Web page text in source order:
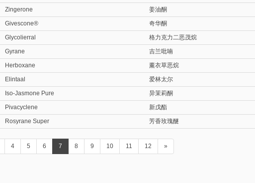
Zingerone 姜油酮
Givescone® 奇华酮
Glycolierral 格力克力二恶茂烷
Gyrane 吉兰吡喃
Herboxane 薰衣草恶烷
Elintaal 爱林太尔
Iso-Jasmone Pure 异茉莉酮
Pivacyclene 新戊酯
Rosyrane Super 芳香玫瑰醚
4 5 6 7 8 9 10 11 12 »